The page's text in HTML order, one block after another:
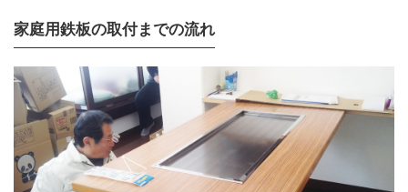
家庭用鉄板の取付までの流れ